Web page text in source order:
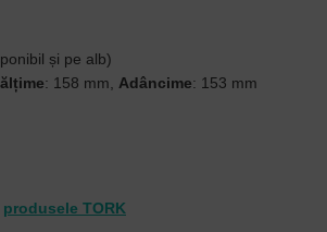
și pe alb)
: 158 mm, Adâncime: 153 mm
produsele TORK